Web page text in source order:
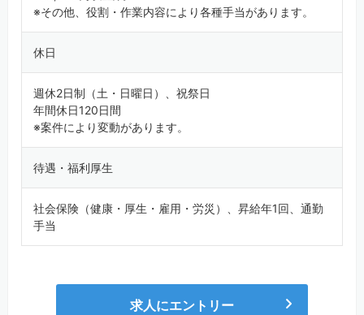
※その他、役割・作業内容により各種手当があります。
休日
週休2日制（土・日曜日）、祝祭日
年間休日120日間
※案件により変動があります。
待遇・福利厚生
社会保険（健康・厚生・雇用・労災）、昇給年1回、通勤
手当
求人にエントリー